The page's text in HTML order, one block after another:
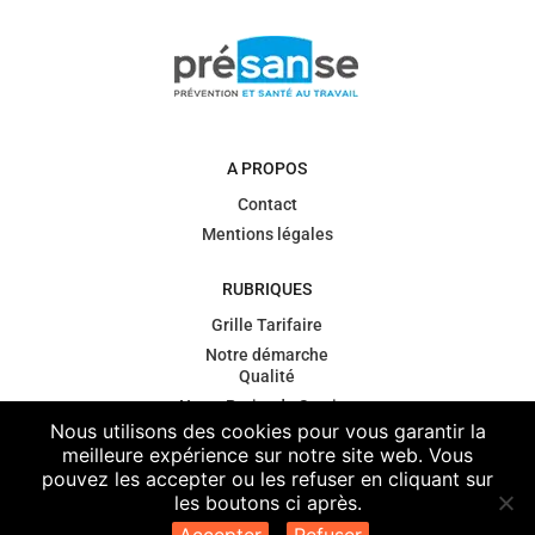
A PROPOS
Contact
Mentions légales
RUBRIQUES
Grille Tarifaire
Notre démarche
Qualité
Notre Projet de Service
Gouvernance
Contexte
règlementaire
Vos données
Nous utilisons des cookies pour vous garantir la
meilleure expérience sur notre site web. Vous
pouvez les accepter ou les refuser en cliquant sur
les boutons ci après.